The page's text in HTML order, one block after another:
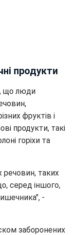
продукти
що люди
фруктів і
продукти, такі
горіхи та
речовин, таких
серед іншого,
-
заборонених